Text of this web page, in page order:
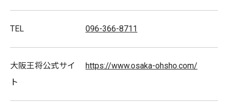
TEL 096-366-8711
大阪王将公式サイ
ト
https://www.osaka-ohsho.com/